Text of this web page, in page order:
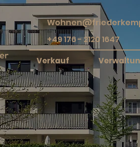
+49 176 - 2120 1647
Verkauf